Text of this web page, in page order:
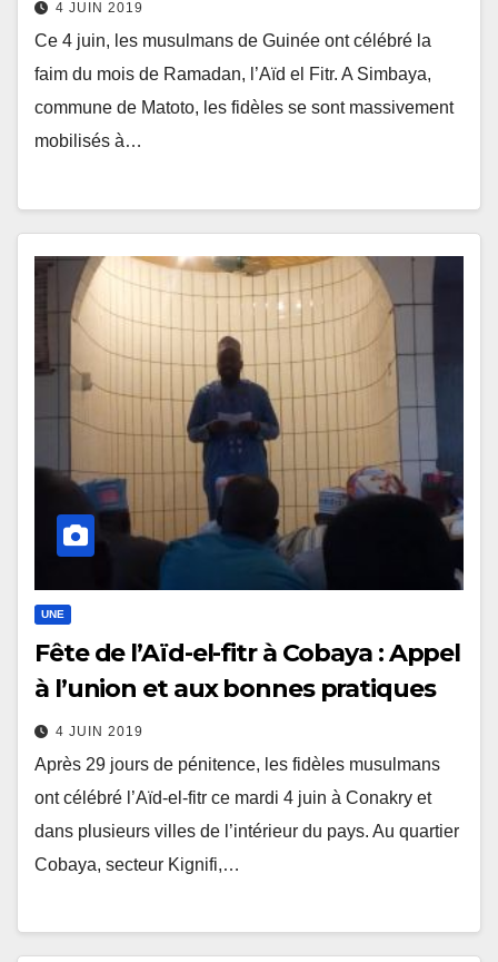
4 JUIN 2019
Ce 4 juin, les musulmans de Guinée ont célébré la
faim du mois de Ramadan, l’Aïd el Fitr. A Simbaya,
commune de Matoto, les fidèles se sont massivement
mobilisés à…
UNE
Fête de l’Aïd-el-fitr à Cobaya : Appel
à l’union et aux bonnes pratiques
4 JUIN 2019
Après 29 jours de pénitence, les fidèles musulmans
ont célébré l’Aïd-el-fitr ce mardi 4 juin à Conakry et
dans plusieurs villes de l’intérieur du pays. Au quartier
Cobaya, secteur Kignifi,…